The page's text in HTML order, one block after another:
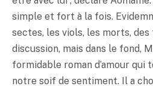
simple et fort à la fois.
sectes, les viols, les morts,
discussion, mais dans le fond,
formidable roman d’amour qui
notre soif de sentiment. Il a